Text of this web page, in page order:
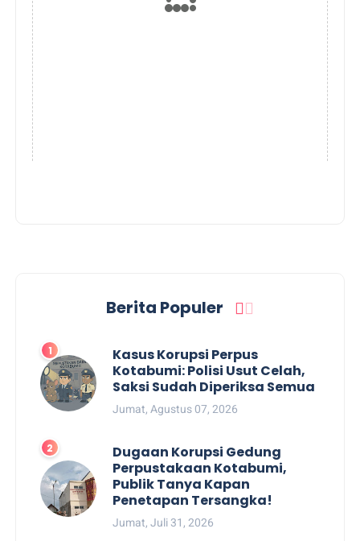
Berita Populer
Kasus Korupsi Perpus
Kotabumi: Polisi Usut Celah,
Saksi Sudah Diperiksa Semua
Jumat, Agustus 07, 2026
Dugaan Korupsi Gedung
Perpustakaan Kotabumi,
Publik Tanya Kapan
Penetapan Tersangka!
Jumat, Juli 31, 2026